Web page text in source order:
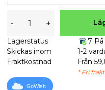
- +
Lagerstatus
7
Skickas inom
1-2
Fraktkostnad
Från
* Fri
GoWish